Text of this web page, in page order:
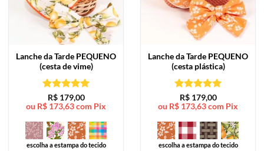
Lanche da Tarde PEQUENO
(cesta de vime)
Avaliação5
de 5
R$179,00
ou R$ 173,63com Pix
escolha a estampa do tecido
Lanche da Tarde PEQUENO
(cesta plástica)
Avaliação5
de 5
R$179,00
ou R$ 173,63com Pix
escolha a estampa do tecido